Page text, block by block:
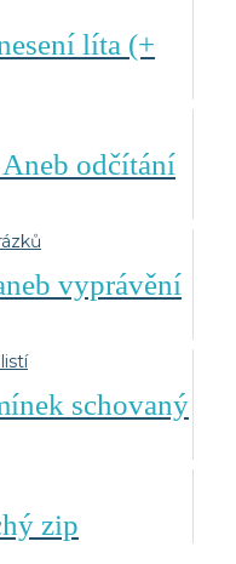
líta (+
odčítání
vyprávění
schovaný
zip